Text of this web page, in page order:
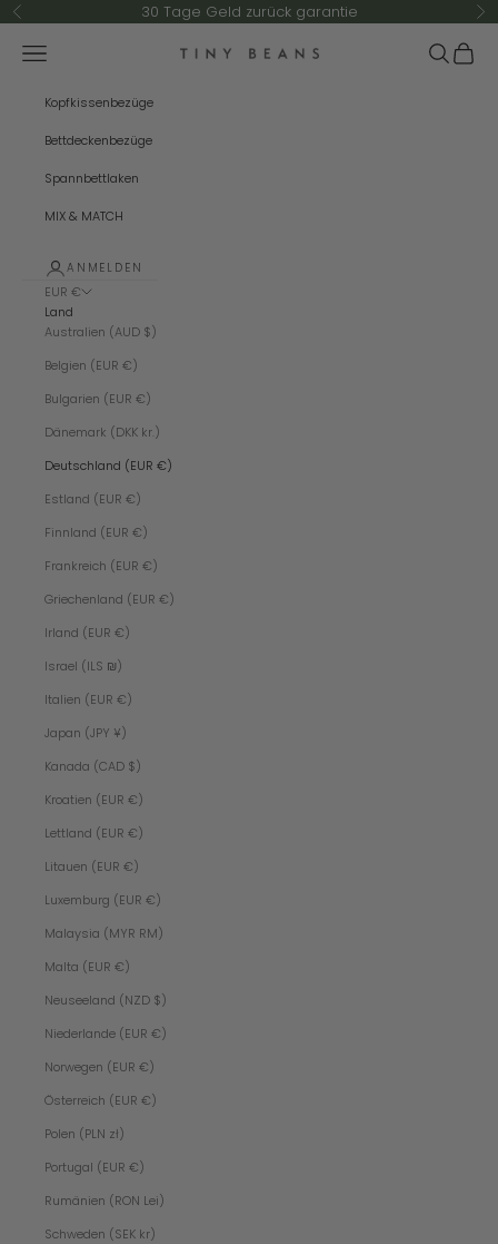
Zum Inhalt springen
Zurück 30 Tage Geld zurück garantie
TINY BEANS
Menü Suchen
Kopfkissenbezüge
Bettdeckenbezüge
Spannbettlaken
MIX & MATCH
ANMELDEN
EUR €
Land
Australien (AUD $)
Belgien (EUR €)
Bulgarien (EUR €)
Dänemark (DKK kr.)
Deutschland (EUR €)
Estland (EUR €)
Finnland (EUR €)
Frankreich (EUR €)
Griechenland (EUR €)
Irland (EUR €)
Israel (ILS ₪)
Italien (EUR €)
Japan (JPY ¥)
Kanada (CAD $)
Kroatien (EUR €)
Lettland (EUR €)
Litauen (EUR €)
Luxemburg (EUR €)
Malaysia (MYR RM)
Malta (EUR €)
Neuseeland (NZD $)
Niederlande (EUR €)
Norwegen (EUR €)
Österreich (EUR €)
Polen (PLN zł)
Portugal (EUR €)
Rumänien (RON Lei)
Schweden (SEK kr)